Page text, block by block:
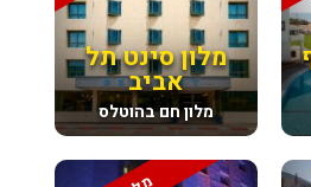
מלון סינט תל
אביב
מלון חם בהוטלס